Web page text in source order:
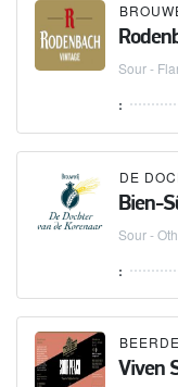
Sour -
:
Bien-
Sour -
:
Viven